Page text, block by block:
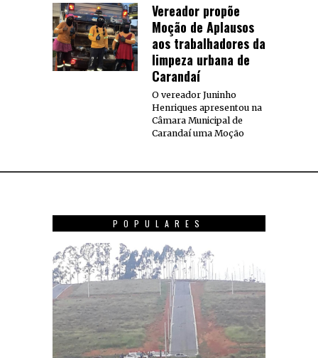
Vereador propõe
Moção de Aplausos
aos trabalhadores da
limpeza urbana de
Carandaí
O vereador Juninho
Henriques apresentou na
Câmara Municipal de
Carandaí uma Moção
POPULARES